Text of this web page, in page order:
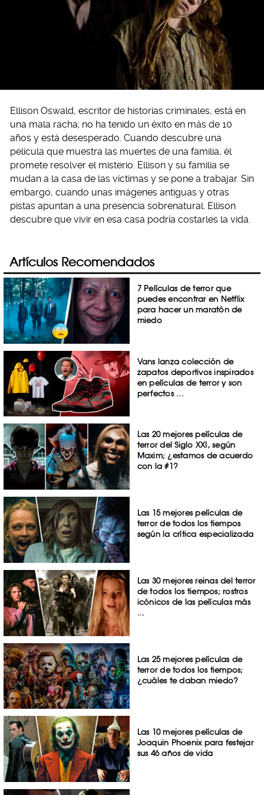
Ellison Oswald, escritor de historias criminales, está en
una mala racha; no ha tenido un éxito en más de 10
años y está desesperado. Cuando descubre una
película que muestra las muertes de una familia, él
promete resolver el misterio. Ellison y su familia se
mudan a la casa de las víctimas y se pone a trabajar. Sin
embargo, cuando unas imágenes antiguas y otras
pistas apuntan a una presencia sobrenatural. Ellison
descubre que vivir en esa casa podría costarles la vida.
Artículos Recomendados
7 Películas de terror que
puedes encontrar en Netflix
para hacer un maratón de
miedo
Vans lanza colección de
zapatos deportivos inspirados
en películas de terror y son
perfectos ...
Las 20 mejores películas de
terror del Siglo XXI, según
Maxim; ¿estamos de acuerdo
con la #1?
Las 15 mejores películas de
terror de todos los tiempos
según la crítica especializada
Las 30 mejores reinas del terror
de todos los tiempos; rostros
icónicos de las películas más
...
Las 25 mejores películas de
terror de todos los tiempos;
¿cuáles te daban miedo?
Las 10 mejores películas de
Joaquin Phoenix para festejar
sus 46 años de vida